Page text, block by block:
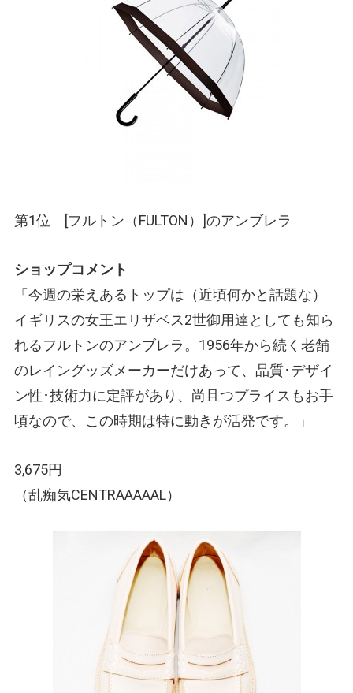
第1位 [フルトン （FULTON） ]のアンブレラ
ショップコメント
「今週の栄えあるトップは （近頃何かと話題な）
イギリスの女王エリザベス2世御用達としても知ら
れるフルトンのアンブレラ。1956年から続く老舗
のレイングッズメーカーだけあって、品質･デザイ
ン性･技術力に定評があり、尚且つプライスもお手
頃なので、この時期は特に動きが活発です。」
3,675円
（乱痴気CENTRAAAAAL）